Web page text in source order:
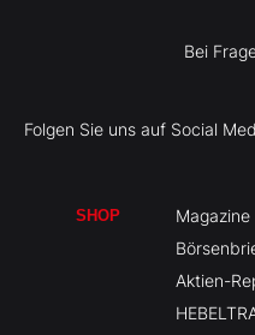
Bei
Folgen Sie uns auf Social
SHOP
Magazine
Aktien-